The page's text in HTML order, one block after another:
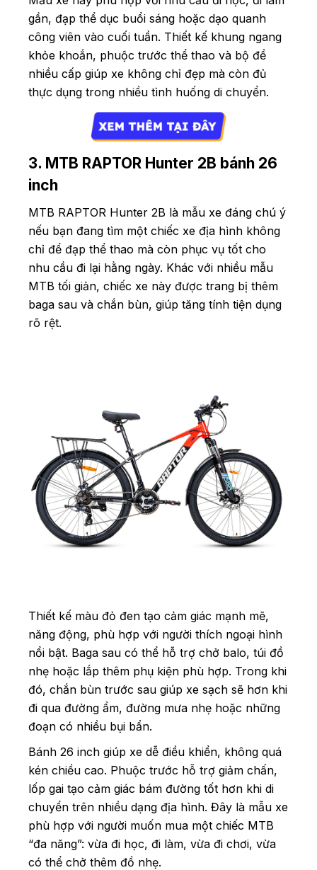
gần, đạp thể dục buổi sáng hoặc dạo quanh
công viên vào cuối tuần. Thiết kế khung ngang
khỏe khoắn, phuộc trước thể thao và bộ đề
nhiều cấp giúp xe không chỉ đẹp mà còn đủ
thực dụng trong nhiều tình huống di chuyển.
3. MTB RAPTOR Hunter 2B bánh 26
inch
MTB RAPTOR Hunter 2B là mẫu xe đáng chú ý
nếu bạn đang tìm một chiếc xe địa hình không
chỉ để đạp thể thao mà còn phục vụ tốt cho
nhu cầu đi lại hằng ngày. Khác với nhiều mẫu
MTB tối giản, chiếc xe này được trang bị thêm
baga sau và chắn bùn, giúp tăng tính tiện dụng
rõ rệt.
Thiết kế màu đỏ đen tạo cảm giác mạnh mẽ,
năng động, phù hợp với người thích ngoại hình
nổi bật. Baga sau có thể hỗ trợ chở balo, túi đồ
nhẹ hoặc lắp thêm phụ kiện phù hợp. Trong khi
đó, chắn bùn trước sau giúp xe sạch sẽ hơn khi
đi qua đường ẩm, đường mưa nhẹ hoặc những
đoạn có nhiều bụi bẩn.
Bánh 26 inch giúp xe dễ điều khiển, không quá
kén chiều cao. Phuộc trước hỗ trợ giảm chấn,
lốp gai tạo cảm giác bám đường tốt hơn khi di
chuyển trên nhiều dạng địa hình. Đây là mẫu xe
phù hợp với người muốn mua một chiếc MTB
“đa năng”: vừa đi học, đi làm, vừa đi chơi, vừa
có thể chở thêm đồ nhẹ.